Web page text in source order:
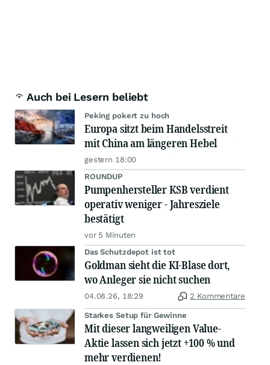
Auch bei Lesern beliebt
Peking pokert zu hoch
Europa sitzt beim Handelsstreit
mit China am längeren Hebel
gestern 18:00
ROUNDUP
Pumpenhersteller KSB verdient
operativ weniger - Jahresziele
bestätigt
vor 5 Minuten
Das Schutzdepot ist tot
Goldman sieht die KI-Blase dort,
wo Anleger sie nicht suchen
04.08.26, 18:29 2 Kommentare
Starkes Setup für Gewinne
Mit dieser langweiligen Value-
Aktie lassen sich jetzt +100 % und
mehr verdienen!